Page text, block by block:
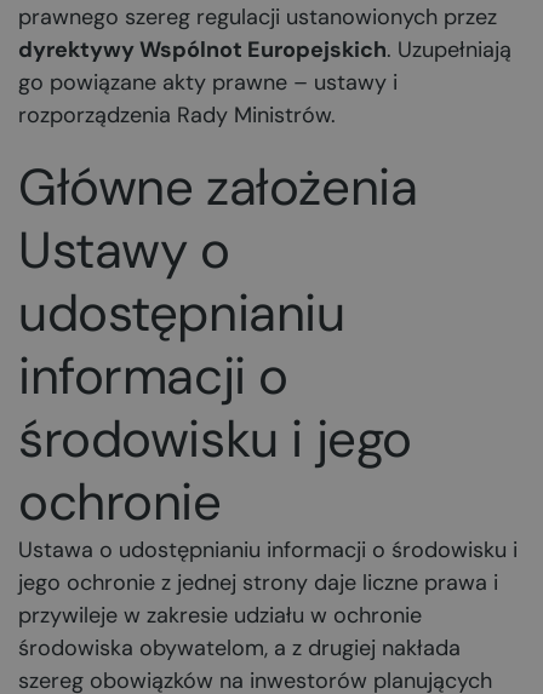
prawnego szereg regulacji ustanowionych przez
dyrektywy Wspólnot Europejskich. Uzupełniają
go powiązane akty prawne – ustawy i
rozporządzenia Rady Ministrów.
Główne założenia
Ustawy o
udostępnianiu
informacji o
środowisku i jego
ochronie
Ustawa o udostępnianiu informacji o środowisku i
jego ochronie z jednej strony daje liczne prawa i
przywileje w zakresie udziału w ochronie
środowiska obywatelom, a z drugiej nakłada
szereg obowiązków na inwestorów planujących